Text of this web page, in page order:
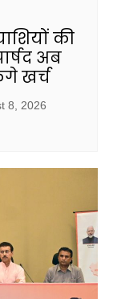
की
अब
खर्च
8, 2026